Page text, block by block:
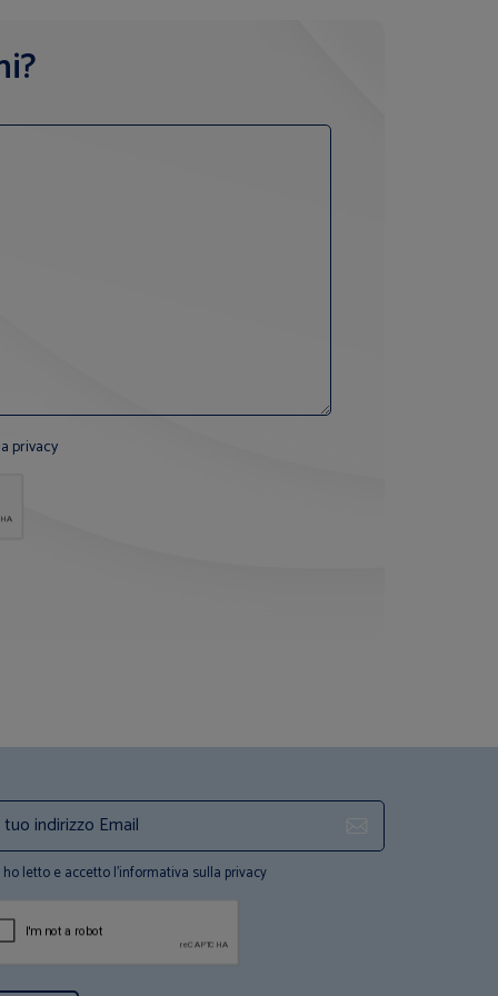
privacy
ho letto e accetto l'informativa sulla privacy